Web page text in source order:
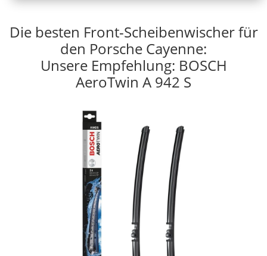
Die besten Front-Scheibenwischer für
den Porsche Cayenne:
Unsere Empfehlung: BOSCH
AeroTwin A 942 S